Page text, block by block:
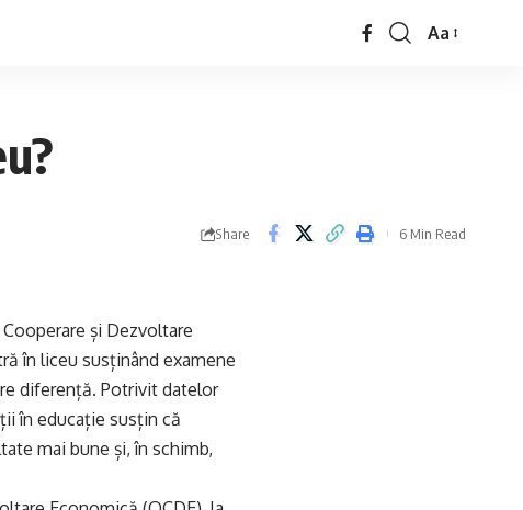
Aa
Share 6 Min Read
și Dezvoltare
în liceu susținând examene
diferență. Potrivit datelor
în educație susțin că
mai bune și, în schimb,